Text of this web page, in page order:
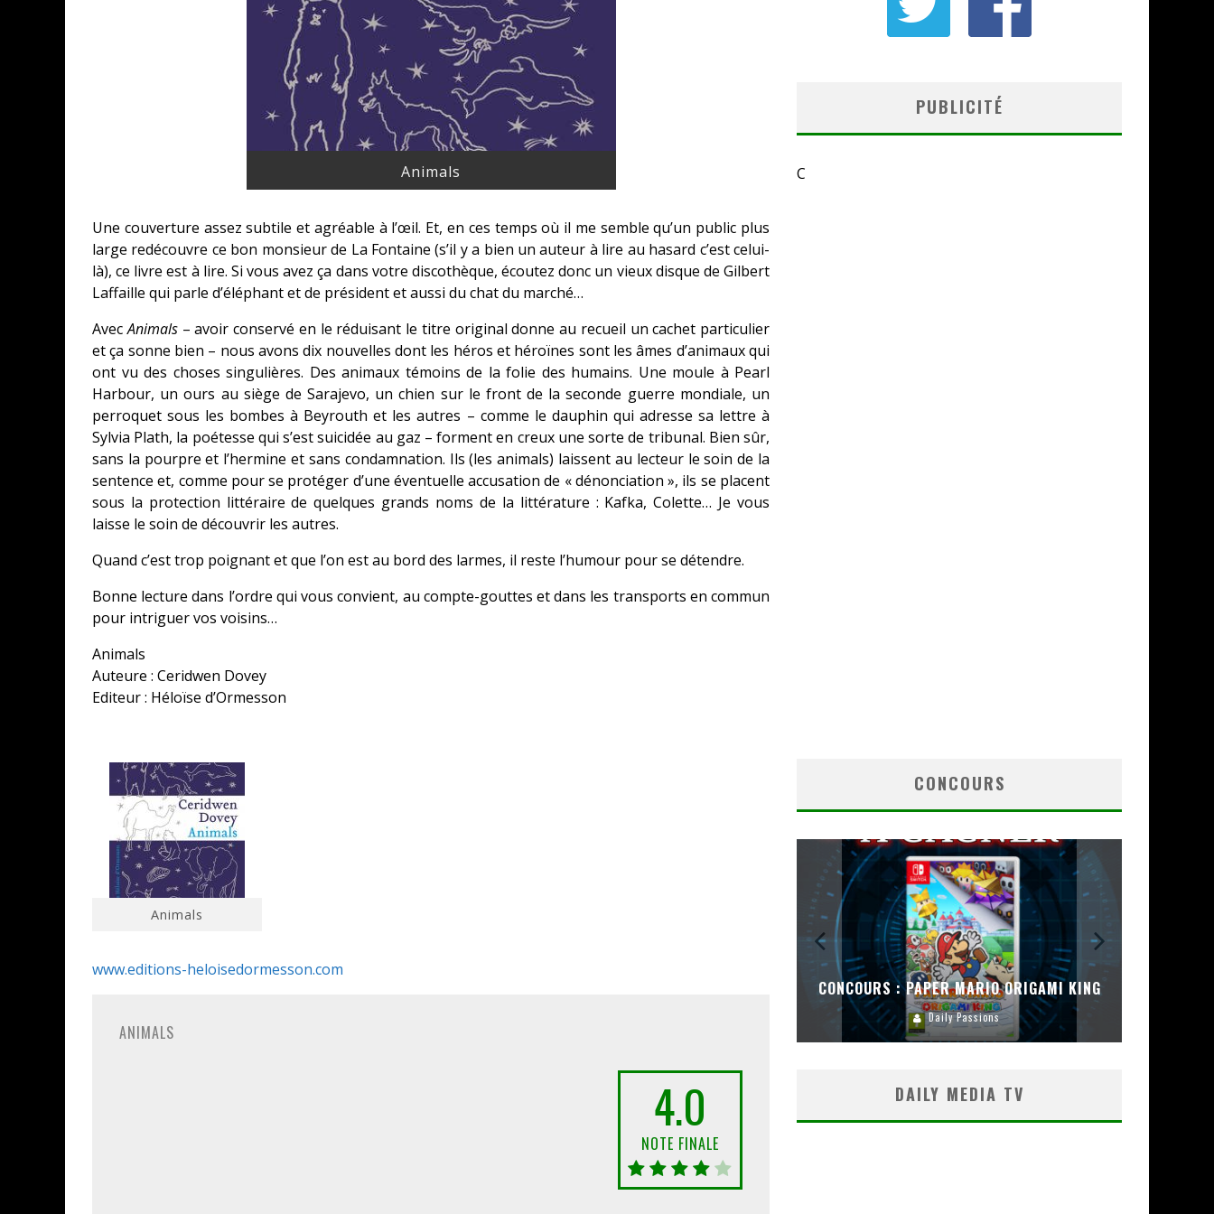
Animals
Une couverture assez subtile et agréable à l’œil. Et, en ces temps où il me semble qu’un public plus
large redécouvre ce bon monsieur de La Fontaine (s’il y a bien un auteur à lire au hasard c’est celui-
là), ce livre est à lire. Si vous avez ça dans votre discothèque, écoutez donc un vieux disque de Gilbert
Laffaille qui parle d’éléphant et de président et aussi du chat du marché…
AvecAnimals– avoir conservé en le réduisant le titre original donne au recueil un cachet particulier
et ça sonne bien – nous avons dix nouvelles dont les héros et héroïnes sont les âmes d’animaux qui
ont vu des choses singulières. Des animaux témoins de la folie des humains. Une moule à Pearl
Harbour, un ours au siège de Sarajevo, un chien sur le front de la seconde guerre mondiale, un
perroquet sous les bombes à Beyrouth et les autres – comme le dauphin qui adresse sa lettre à
Sylvia Plath, la poétesse qui s’est suicidée au gaz – forment en creux une sorte de tribunal. Bien sûr,
sans la pourpre et l’hermine et sans condamnation. Ils (les animals) laissent au lecteur le soin de la
sentence et, comme pour se protéger d’une éventuelle accusation de « dénonciation », ils se placent
sous la protection littéraire de quelques grands noms de la littérature : Kafka, Colette… Je vous
laisse le soin de découvrir les autres.
Quand c’est trop poignant et que l’on est au bord des larmes, il reste l’humour pour se détendre.
Bonne lecture dans l’ordre qui vous convient, au compte-gouttes et dans les transports en commun
pour intriguer vos voisins…
Animals
Auteure : Ceridwen Dovey
Editeur : Héloïse d’Ormesson
Animals
www.editions-heloisedormesson.com
ANIMALS
4.0
NOTE FINALE
PUBLICITÉ
C
CONCOURS
CONCOURS : PAPER MARIO ORIGAMI KING
Daily Passions
DAILY MEDIA TV